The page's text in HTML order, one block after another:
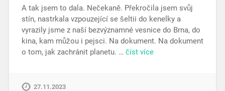
A tak jsem to dala. Nečekaně. Překročila jsem svůj
stín, nastrkala vzpouzející se šeltii do kenelky a
vyrazily jsme z naší bezvýznamné vesnice do Brna, do
kina, kam můžou i pejsci. Na dokument. Na dokument
o tom, jak zachránit planetu. … číst více
27.11.2023